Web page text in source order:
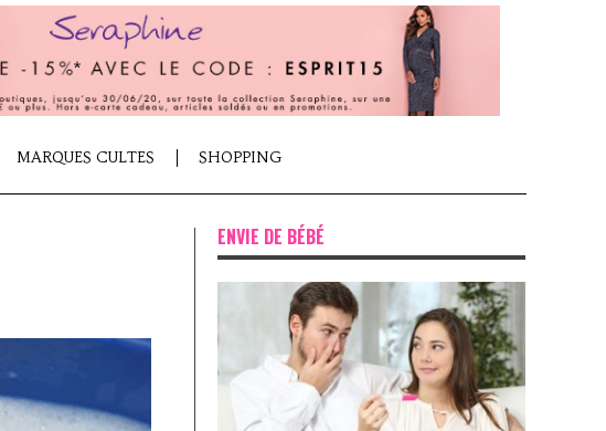
MARQUES CULTES SHOPPING
ENVIE DE BÉBÉ